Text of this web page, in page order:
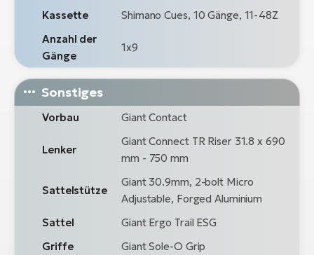
Kassette
Shimano Cues, 10 Gänge, 11-48Z
Anzahl der
Gänge
1x9
Sonstiges
Vorbau Giant Contact
Lenker
Giant Connect TR Riser 31.8 x 690
mm - 750 mm
Sattelstütze
Giant 30.9mm, 2-bolt Micro
Adjustable, Forged Aluminium
Sattel
Giant Ergo Trail ESG
Griffe
Giant Sole-O Grip